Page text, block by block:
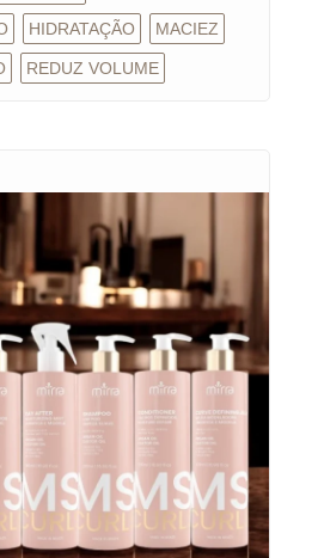
HIDRATAÇÃO MACIEZ
REDUZ VOLUME